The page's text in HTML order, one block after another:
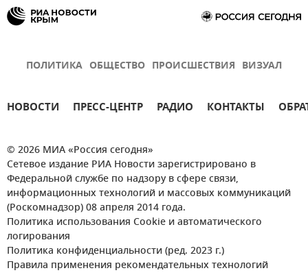
ПОЛИТИКА ОБЩЕСТВО ПРОИСШЕСТВИЯ ВИЗУАЛ
НОВОСТИ ПРЕСС-ЦЕНТР РАДИО КОНТАКТЫ
© 2026 МИА «Россия сегодня»
Сетевое издание РИА Новости зарегистрировано в
Федеральной службе по надзору в сфере связи,
информационных технологий и массовых коммуникаций
(Роскомнадзор) 08 апреля 2014 года.
Политика использования Cookie и автоматического
логирования
Политика конфиденциальности (ред. 2023 г.)
Правила применения рекомендательных технологий